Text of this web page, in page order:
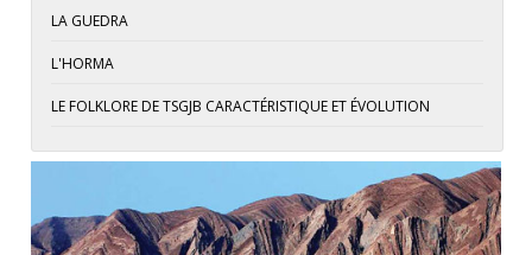
LA GUEDRA
L'HORMA
LE FOLKLORE DE TSGJB CARACTÉRISTIQUE ET ÉVOLUTION